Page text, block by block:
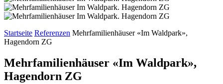
Startseite Referenzen Mehrfamilienhäuser «Im Waldpark»,
Hagendorn ZG
Mehrfamilienhäuser «Im Waldpark»,
Hagendorn ZG